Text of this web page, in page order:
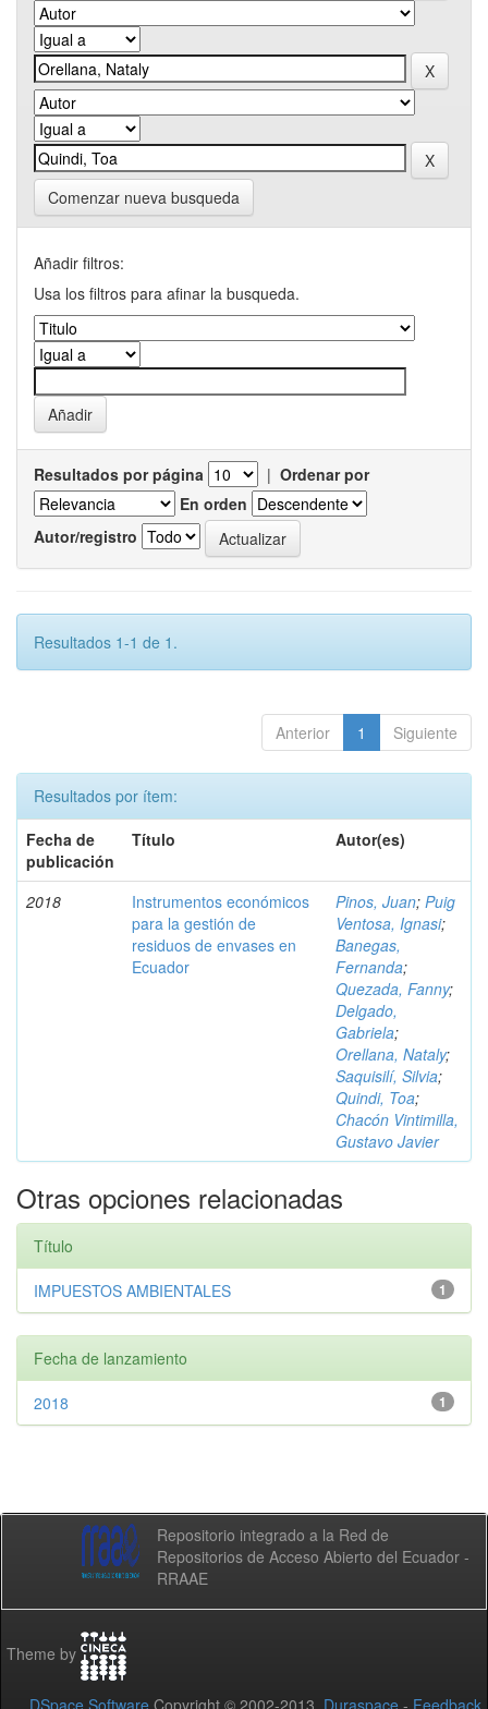
Comenzar nueva busqueda
Añadir filtros:
Usa los filtros para afinar la busqueda.
Resultados por página | Ordenar por
En orden
Autor/registro
Resultados 1-1 de 1.
Anterior 1 Siguiente
Resultados por ítem:
Fecha de
publicación
Título Autor(es)
2018
Instrumentos económicos
para la gestión de
residuos de envases en
Ecuador
Pinos, Juan; Puig
Ventosa, Ignasi;
Banegas,
Fernanda;
Quezada, Fanny;
Delgado,
Gabriela;
Orellana, Nataly;
Saquisilí, Silvia;
Quindi, Toa;
Chacón Vintimilla,
Gustavo Javier
Otras opciones relacionadas
Título
1
IMPUESTOS AMBIENTALES
Fecha de lanzamiento
1
2018
Repositorio integrado a la Red de
Repositorios de Acceso Abierto del Ecuador -
RRAAE
Theme by
DSpace Software Copyright © 2002-2013 Duraspace - Feedback